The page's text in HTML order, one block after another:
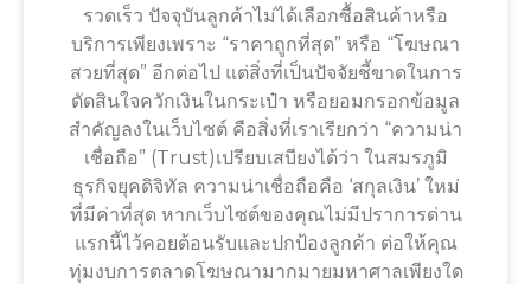
รวดเร็ว ปัจจุบันลูกค้าไม่ได้เลือกซื้อสินค้าหรือ
บริการเพียงเพราะ “ราคาถูกที่สุด” หรือ “โฆษณา
สวยที่สุด” อีกต่อไป แต่สิ่งที่เป็นปัจจัยชี้ขาดในการ
ตัดสินใจควักเงินในกระเป๋า หรือยอมกรอกข้อมูล
สำคัญลงในเว็บไซต์ คือสิ่งที่เราเรียกว่า “ความน่า
เชื่อถือ” (Trust)เปรียบเสบียงได้ว่า ในสมรภูมิ
ธุรกิจยุคดิจิทัล ความน่าเชื่อถือคือ ‘สกุลเงิน’ ใหม่
ที่มีค่าที่สุด หากเว็บไซต์ของคุณไม่มีปราการด่าน
แรกนี้ไว้คอยต้อนรับและปกป้องลูกค้า ต่อให้คุณ
ทุ่มงบการตลาดโฆษณามากมายมหาศาลเพียงใด